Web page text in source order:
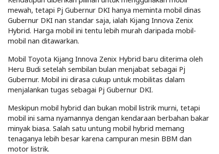
mewah, tetapi Pj Gubernur DKI hanya meminta mobil dinas
Gubernur DKI nan standar saja, ialah Kijang Innova Zenix
Hybrid. Harga mobil ini tentu lebih murah daripada mobil-
mobil nan ditawarkan.
Mobil Toyota Kijang Innova Zenix Hybrid baru diterima oleh
Heru Budi setelah sembilan bulan menjabat sebagai Pj
Gubernur. Mobil ini dirasa cukup untuk mobilitas dalam
menjalankan tugas sebagai Pj Gubernur DKI.
Meskipun mobil hybrid dan bukan mobil listrik murni, tetapi
mobil ini sama nyamannya dengan kendaraan berbahan bakar
minyak biasa. Salah satu untung mobil hybrid memang
tenaganya lebih besar karena campuran mesin BBM dan
motor listrik.